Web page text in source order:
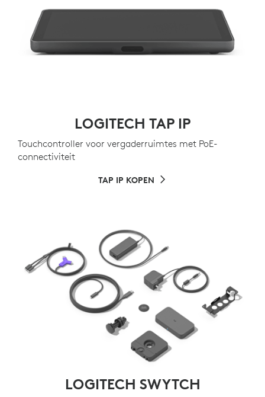
LOGITECH TAP IP
Touchcontroller voor vergaderruimtes met PoE-
connectiviteit
TAP IP KOPEN
LOGITECH SWYTCH